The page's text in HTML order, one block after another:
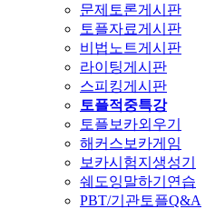
문제토론게시판
토플자료게시판
비법노트게시판
라이팅게시판
스피킹게시판
토플적중특강
토플보카외우기
해커스보카게임
보카시험지생성기
쉐도잉말하기연습
PBT/기관토플Q&A